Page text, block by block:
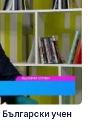
учен